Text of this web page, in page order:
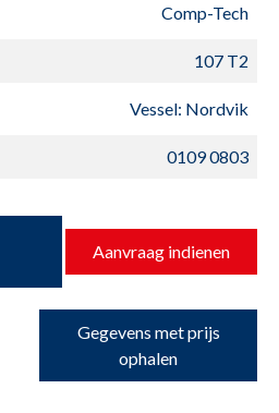
Comp-Tech
107 T2
Vessel: Nordvik
0109 0803
Aanvraag indienen
Gegevens met prijs
ophalen